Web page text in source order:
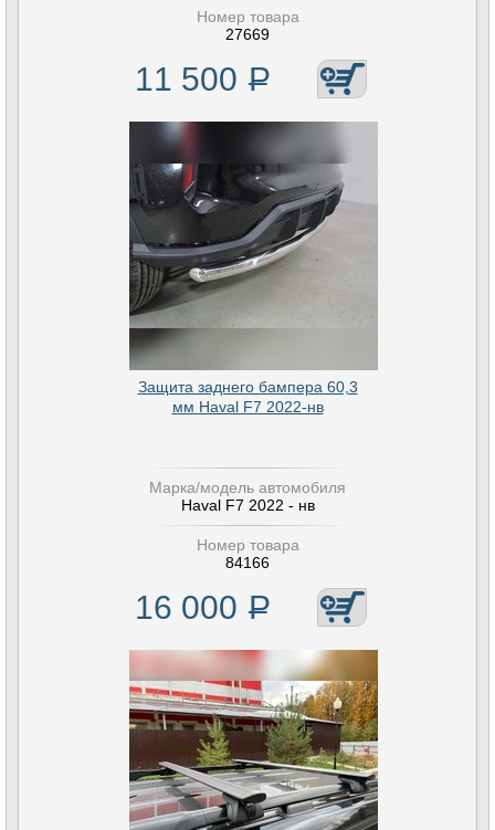
Номер товара
27669
11 500 Р
Защита заднего бампера 60,3
мм Haval F7 2022-нв
Марка/модель автомобиля
Haval F7 2022 - нв
Номер товара
84166
16 000 Р